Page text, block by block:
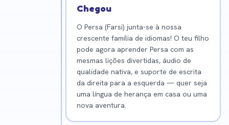
Chegou
O Persa (Farsi) junta-se à nossa
crescente família de idiomas! O teu filho
pode agora aprender Persa com as
mesmas lições divertidas, áudio de
qualidade nativa, e suporte de escrita
da direita para a esquerda — quer seja
uma língua de herança em casa ou uma
nova aventura.